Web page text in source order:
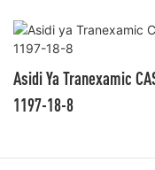
Asidi Ya Tranexamic
1197-18-8